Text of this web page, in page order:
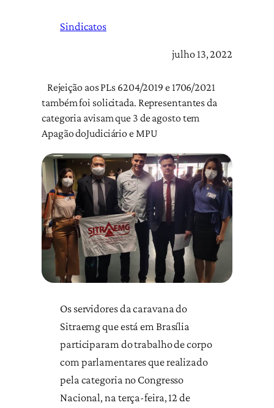
Sindicatos
julho 13, 2022
Rejeição aos PLs 6204/2019 e 1706/2021
também foi solicitada. Representantes da
categoria avisam que 3 de agosto tem
Apagão doJudiciário e MPU
Os servidores da caravana do
Sitraemg que está em Brasília
participaram do trabalho de corpo
com parlamentares que realizado
pela categoria no Congresso
Nacional, na terça-feira, 12 de